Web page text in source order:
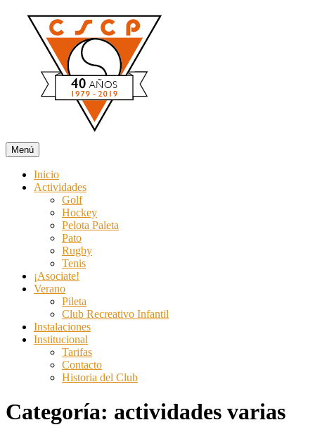
contenido
Club Social y Campo de Pato
Deporte y recreación todo el año. Especial Colonia y Temporada de
Menú
Inicio
Actividades
Golf
Hockey
Pelota Paleta
Pato
Rugby
Tenis
¡Asociate!
Verano
Pileta
Club Recreativo Infantil
Instalaciones
Institucional
Tarifas
Contacto
Historia del Club
Categoría: actividades varias